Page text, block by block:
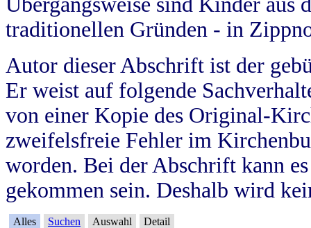
traditionellen Gründen - in
Autor dieser Abschrift ist der
Er weist auf folgende
von einer Kopie des Original-
zweifelsfreie Fehler im
worden. Bei der Abschrift kann
gekommen sein. Deshalb wird
Alles Suchen Auswahl Detail